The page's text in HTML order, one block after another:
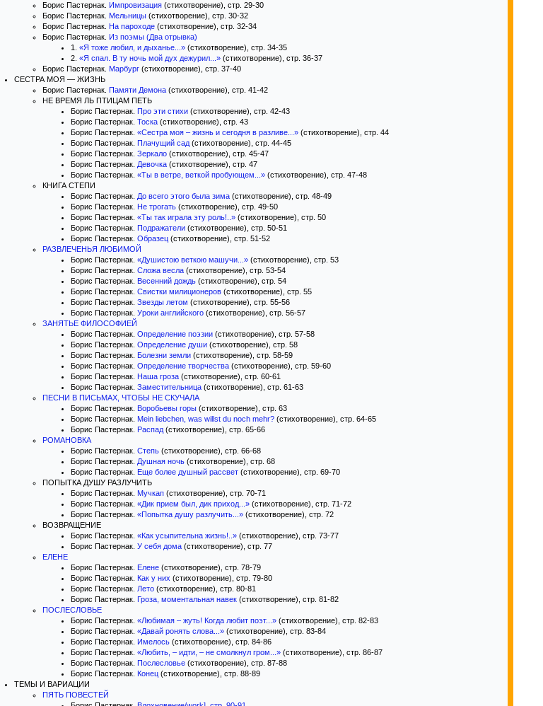
Борис Пастернак. Импровизация (стихотворение), стр. 29-30
Борис Пастернак. Мельницы (стихотворение), стр. 30-32
Борис Пастернак. На пароходе (стихотворение), стр. 32-34
Борис Пастернак. Из поэмы (Два отрывка)
1. «Я тоже любил, и дыханье...» (стихотворение), стр. 34-35
2. «Я спал. В ту ночь мой дух дежурил...» (стихотворение), стр. 36-37
Борис Пастернак. Марбург (стихотворение), стр. 37-40
СЕСТРА МОЯ — ЖИЗНЬ
Борис Пастернак. Памяти Демона (стихотворение), стр. 41-42
НЕ ВРЕМЯ ЛЬ ПТИЦАМ ПЕТЬ
Борис Пастернак. Про эти стихи (стихотворение), стр. 42-43
Борис Пастернак. Тоска (стихотворение), стр. 43
Борис Пастернак. «Сестра моя – жизнь и сегодня в разливе...» (стихотворение), стр. 44
Борис Пастернак. Плачущий сад (стихотворение), стр. 44-45
Борис Пастернак. Зеркало (стихотворение), стр. 45-47
Борис Пастернак. Девочка (стихотворение), стр. 47
Борис Пастернак. «Ты в ветре, веткой пробующем...» (стихотворение), стр. 47-48
КНИГА СТЕПИ
Борис Пастернак. До всего этого была зима (стихотворение), стр. 48-49
Борис Пастернак. Не трогать (стихотворение), стр. 49-50
Борис Пастернак. «Ты так играла эту роль!..» (стихотворение), стр. 50
Борис Пастернак. Подражатели (стихотворение), стр. 50-51
Борис Пастернак. Образец (стихотворение), стр. 51-52
РАЗВЛЕЧЕНЬЯ ЛЮБИМОЙ
Борис Пастернак. «Душистою веткою машучи...» (стихотворение), стр. 53
Борис Пастернак. Сложа весла (стихотворение), стр. 53-54
Борис Пастернак. Весенний дождь (стихотворение), стр. 54
Борис Пастернак. Свистки милиционеров (стихотворение), стр. 55
Борис Пастернак. Звезды летом (стихотворение), стр. 55-56
Борис Пастернак. Уроки английского (стихотворение), стр. 56-57
ЗАНЯТЬЕ ФИЛОСОФИЕЙ
Борис Пастернак. Определение поэзии (стихотворение), стр. 57-58
Борис Пастернак. Определение души (стихотворение), стр. 58
Борис Пастернак. Болезни земли (стихотворение), стр. 58-59
Борис Пастернак. Определение творчества (стихотворение), стр. 59-60
Борис Пастернак. Наша гроза (стихотворение), стр. 60-61
Борис Пастернак. Заместительница (стихотворение), стр. 61-63
ПЕСНИ В ПИСЬМАХ, ЧТОБЫ НЕ СКУЧАЛА
Борис Пастернак. Воробьевы горы (стихотворение), стр. 63
Борис Пастернак. Mein liebchen, was willst du noch mehr? (стихотворение), стр. 64-65
Борис Пастернак. Распад (стихотворение), стр. 65-66
РОМАНОВКА
Борис Пастернак. Степь (стихотворение), стр. 66-68
Борис Пастернак. Душная ночь (стихотворение), стр. 68
Борис Пастернак. Еще более душный рассвет (стихотворение), стр. 69-70
ПОПЫТКА ДУШУ РАЗЛУЧИТЬ
Борис Пастернак. Мучкап (стихотворение), стр. 70-71
Борис Пастернак. «Дик прием был, дик приход...» (стихотворение), стр. 71-72
Борис Пастернак. «Попытка душу разлучить...» (стихотворение), стр. 72
ВОЗВРАЩЕНИЕ
Борис Пастернак. «Как усыпительна жизнь!..» (стихотворение), стр. 73-77
Борис Пастернак. У себя дома (стихотворение), стр. 77
ЕЛЕНЕ
Борис Пастернак. Елене (стихотворение), стр. 78-79
Борис Пастернак. Как у них (стихотворение), стр. 79-80
Борис Пастернак. Лето (стихотворение), стр. 80-81
Борис Пастернак. Гроза, моментальная навек (стихотворение), стр. 81-82
ПОСЛЕСЛОВЬЕ
Борис Пастернак. «Любимая – жуть! Когда любит поэт...» (стихотворение), стр. 82-83
Борис Пастернак. «Давай ронять слова...» (стихотворение), стр. 83-84
Борис Пастернак. Имелось (стихотворение), стр. 84-86
Борис Пастернак. «Любить, – идти, – не смолкнул гром...» (стихотворение), стр. 86-87
Борис Пастернак. Послесловье (стихотворение), стр. 87-88
Борис Пастернак. Конец (стихотворение), стр. 88-89
ТЕМЫ И ВАРИАЦИИ
ПЯТЬ ПОВЕСТЕЙ